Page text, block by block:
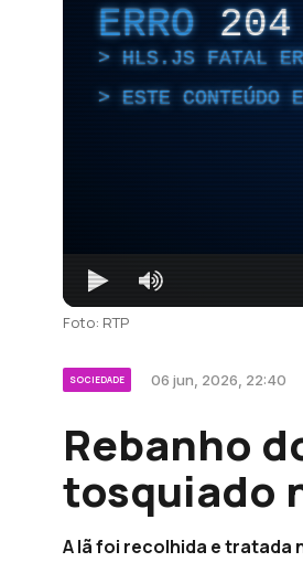
ERRO 204
HLS.JS FATAL
ESTE CONTEÚDO
Foto: RTP
SOCIEDADE 06 jun, 2026, 22:40
Rebanho
tosquiado
A lã foi recolhida e tratada